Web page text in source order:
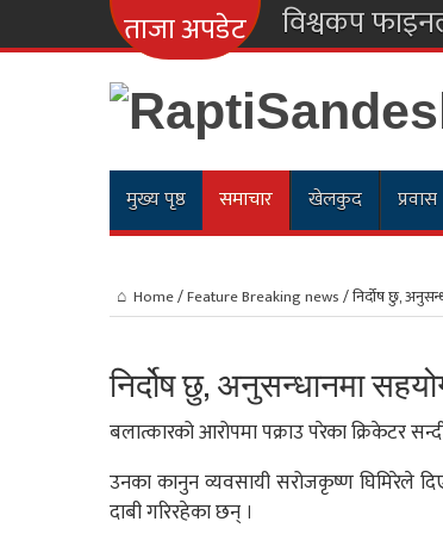
ताजा अपडेट विश्वकप
मुख्य पृष्ठ समाचार खेलकुद प्रवास
Home/Feature Breaking news/निर्दोष छु,
निर्दोष छु, अनुसन्धानमा
बलात्कारको आरोपमा पक्राउ परेका क्रिकेटर
उनका कानुन व्यवसायी सरोजकृष्ण घिमिरेले
दाबी गरिरहेका छन् ।